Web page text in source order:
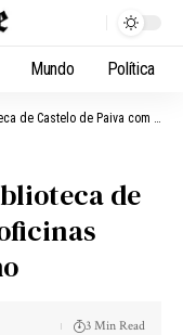
Mundo Política
Paiva com oficinas criativas até 10 de julho
de
3 Min Read